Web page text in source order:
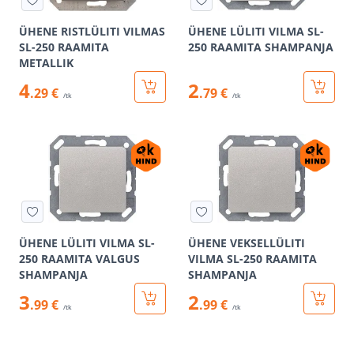
ÜHENE RISTLÜLITI VILMAS
SL-250 RAAMITA
METALLIK
4.29 € /tk
ÜHENE LÜLITI VILMA SL-
250 RAAMITA SHAMPANJA
2.79 € /tk
ÜHENE LÜLITI VILMA SL-
250 RAAMITA VALGUS
SHAMPANJA
3.99 € /tk
ÜHENE VEKSELLÜLITI
VILMA SL-250 RAAMITA
SHAMPANJA
2.99 € /tk